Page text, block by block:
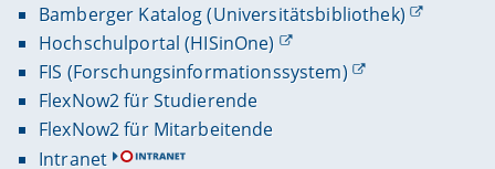
Bamberger Katalog (Universitätsbibliothek)
Hochschulportal (HISinOne)
FIS (Forschungsinformationssystem)
FlexNow2 für Studierende
FlexNow2 für Mitarbeitende
Intranet